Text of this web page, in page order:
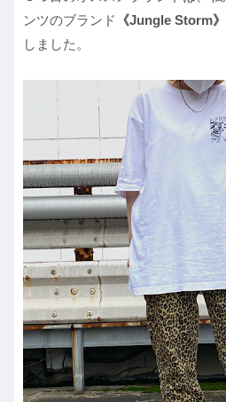
ンツのブランド 《Jungle Storm》
しました。